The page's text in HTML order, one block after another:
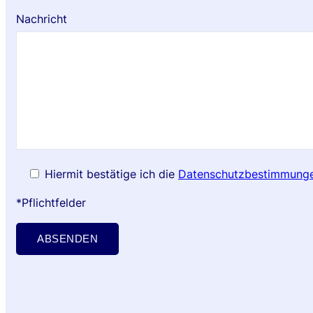
Nachricht
Hiermit bestätige ich die
*Pflichtfelder